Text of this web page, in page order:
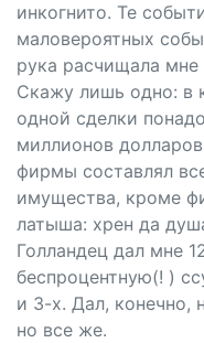
инкогнито. Те
маловероятных
рука расчищала
Скажу лишь одно: в
одной сделки
миллионов
фирмы составлял
имущества, кроме
латыша: хрен да
Голландец дал мне
беспроцентную(! )
и 3-х. Дал, конечно,
но все же.